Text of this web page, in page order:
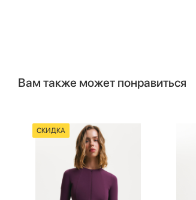
Вам также может понравиться
СКИДКА